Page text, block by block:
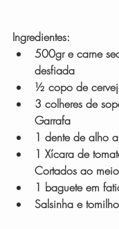
Ingredientes:
500gr e carne
desfiada
½ copo de
3 colheres de
Garrafa
1 dente de alho
1 Xícara de
Cortados ao meio
1 baguete em
Salsinha e